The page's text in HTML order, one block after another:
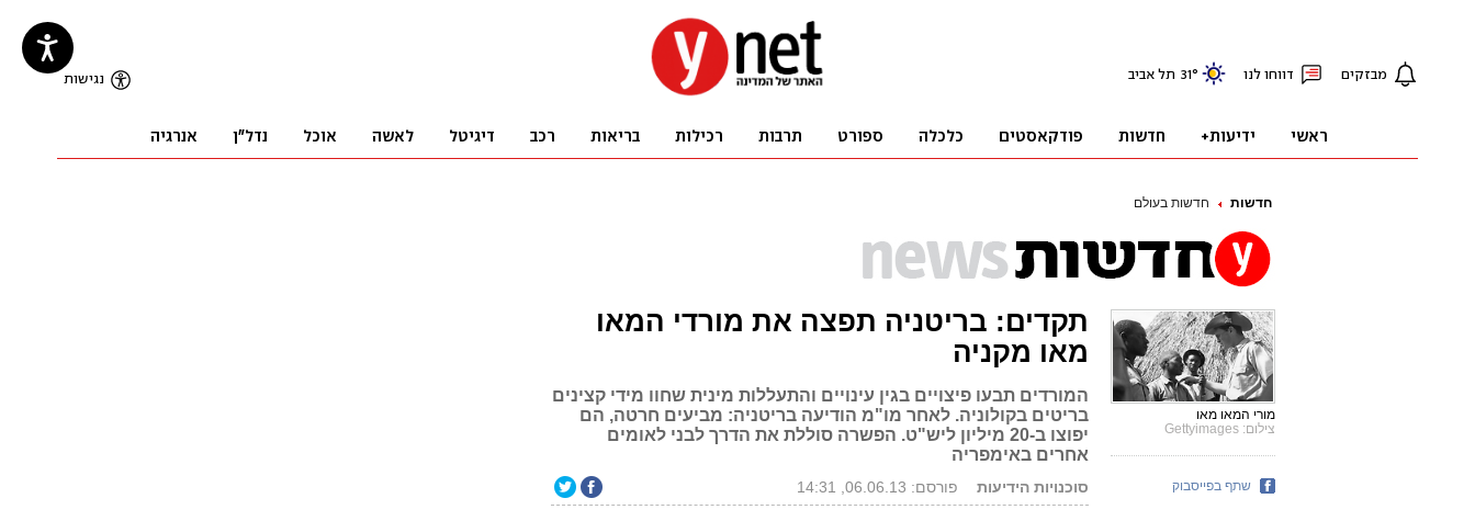
חדשות חדשות בעולם
תקדים: בריטניה תפצה את מורדי המאו
מאו מקניה
המורדים תבעו פיצויים בגין עינויים והתעללות מינית שחוו מידי קצינים
בריטים בקולוניה. לאחר מו"מ הודיעה בריטניה: מביעים חרטה, הם
יפוצו ב-20 מיליון ליש"ט. הפשרה סוללת את הדרך לבני לאומים
אחרים באימפריה
סוכנויות הידיעות פורסם: 06.06.13, 14:31
מורי המאו מאו
צילום: Gettyimages
שתף בפייסבוק